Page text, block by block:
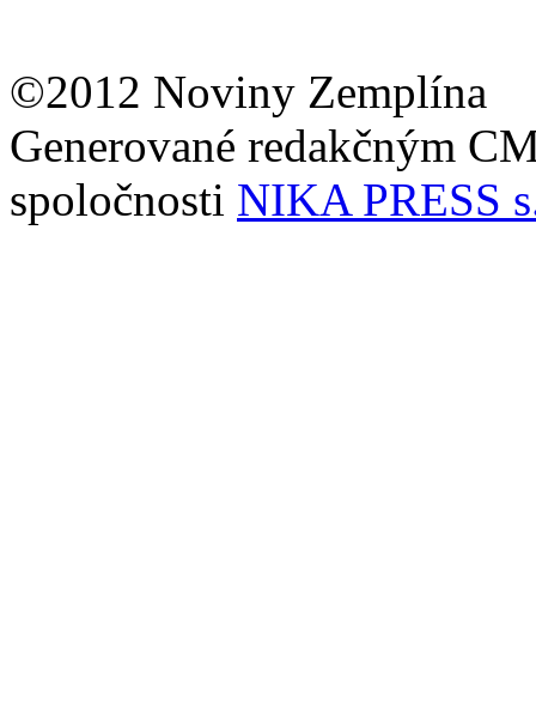
©2012 Noviny Zemplína
Generované redakčným
spoločnosti NIKA PRESS